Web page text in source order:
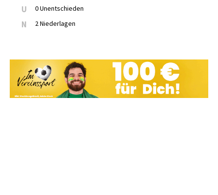
U 0 Unentschieden
N 2 Niederlagen